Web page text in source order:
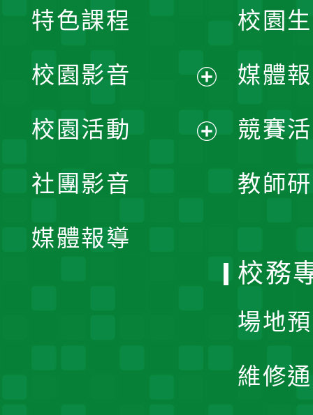
校園
媒體
競賽
教師
特色課程
校園影音
開
校園活動
社團影音
媒體報導
校務
場地
維修